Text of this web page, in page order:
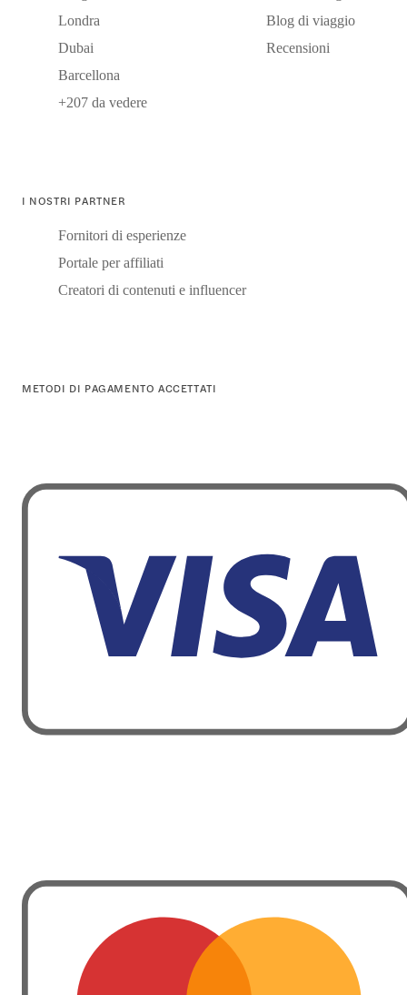
Londra
Dubai
Barcellona
+207 da vedere
Blog di viaggio
Recensioni
I NOSTRI PARTNER
Fornitori di esperienze
Portale per affiliati
Creatori di contenuti e influencer
METODI DI PAGAMENTO ACCETTATI